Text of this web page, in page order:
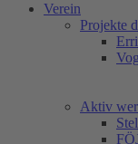
Verein
Projekte
Aktiv